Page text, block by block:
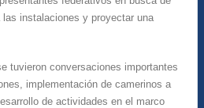
instalaciones y proyectar una
tuvieron conversaciones importantes
implementación de camerinos a
de actividades en el marco